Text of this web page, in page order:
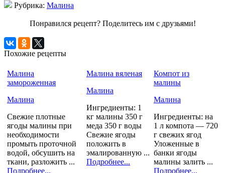
Рубрика: Малина
Понравился рецепт? Поделитесь им с друзьями!
Похожие рецепты
Малина
замороженная
Малина
Свежие плотные
ягоды малины при
необходимости
промыть проточной
водой, обсушить на
ткани, разложить ...
Подробнее...
Малина вяленая
Малина
Ингредиенты: 1
кг малины 350 г
меда 350 г воды
Свежие ягоды
положить в
эмалированную ...
Подробнее...
Компот из
малины
Малина
Ингредиенты: на
1 л компота — 720
г свежих ягод
Уложенные в
банки ягоды
малины залить ...
Подробнее...